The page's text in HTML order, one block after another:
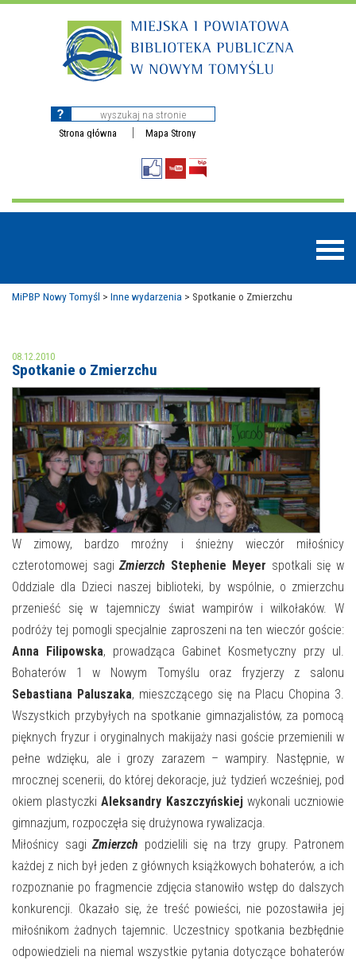
Strona główna Mapa Strony
MOJE KONTO
AKTUALNOŚCI
NAJBLIŻSZE WYDARZENIA
WYDARZENIA BIEŻĄCE
WYDARZYŁO SIĘ
NASZA OFERTA
STREFA WIEDZY O REGIONIE
STREFA KOLORU
FORMY STAŁE
NASZE FILIE
POLECANE STRONY
WYDARZENIA KULTURALNE
FOTO
E-INFORMATOR
O NAS
MiPBP Nowy Tomyśl > Inne wydarzenia > Spotkanie o Zmierzchu
08.12.2010
Spotkanie o Zmierzchu
W zimowy, bardzo mroźny i śnieżny wieczór miłośnicy
czterotomowej sagiZmierzch Stephenie Meyer spotkali się w
Oddziale dla Dzieci naszej biblioteki, by wspólnie, o zmierzchu
przenieść się w tajemniczy świat wampirów i wilkołaków. W
podróży tej pomogli specjalnie zaproszeni na ten wieczór goście:
Anna Filipowska, prowadząca Gabinet Kosmetyczny przy ul.
Bohaterów 1 w Nowym Tomyślu oraz fryzjerzy z salonu
Sebastiana Paluszaka, mieszczącego się na Placu Chopina 3.
Wszystkich przybyłych na spotkanie gimnazjalistów, za pomocą
pięknych fryzur i oryginalnych makijaży nasi goście przemienili w
pełne wdzięku, ale i grozy zarazem – wampiry. Następnie, w
mrocznej scenerii, do której dekoracje, już tydzień wcześniej, pod
okiem plastyczkiAleksandry Kaszczyńskiejwykonali uczniowie
gimnazjum, rozpoczęła się drużynowa rywalizacja.
Miłośnicy sagiZmierzch podzielili się na trzy grupy. Patronem
każdej z nich był jeden z głównych książkowych bohaterów, a ich
rozpoznanie po fragmencie zdjęcia stanowiło wstęp do dalszych
konkurencji. Okazało się, że treść powieści, nie pozostawiła jej
miłośnikom żadnych tajemnic. Uczestnicy spotkania bezbłędnie
odpowiedzieli na niemal wszystkie pytania dotyczące bohaterów